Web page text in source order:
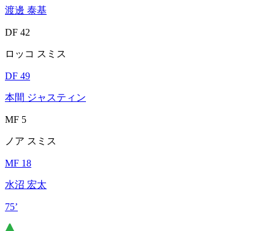
渡邊 泰基
DF 42
ロッコ スミス
DF 49
本間 ジャスティン
MF 5
ノア スミス
MF 18
水沼 宏太
75’